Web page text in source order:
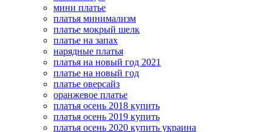
мини платье
платья минимализм
платье мокрый шелк
платье на запах
нарядные платья
платья на новый год 2021
платье на новый год
платье оверсайз
оранжевое платье
платья осень 2018 купить
платья осень 2019 купить
платья осень 2020 купить украина